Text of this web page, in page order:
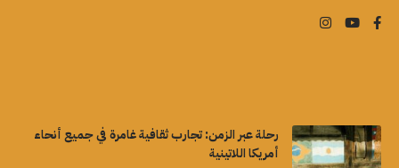
رحلة عبر الزمن: تجارب ثقافية غامرة في جميع أنحاء
أمريكا اللاتينية